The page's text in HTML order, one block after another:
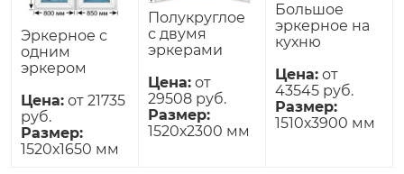
Эркерное с
одним
эркером
Цена: от 21735
руб.
Размер:
1520х1650 мм
Полукруглое
с двумя
эркерами
Цена: от
29508 руб.
Размер:
1520х2300 мм
Большое
эркерное на
кухню
Цена: от
43545 руб.
Размер:
1510х3900 мм